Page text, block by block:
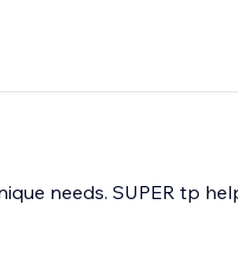
needs. SUPER tp